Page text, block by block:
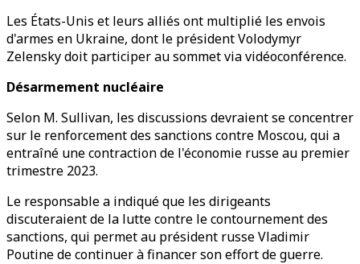
Les États-Unis et leurs alliés ont multiplié les envois
d'armes en Ukraine, dont le président Volodymyr
Zelensky doit participer au sommet via vidéoconférence.
Désarmement nucléaire
Selon M. Sullivan, les discussions devraient se concentrer
sur le renforcement des sanctions contre Moscou, qui a
entraîné une contraction de l'économie russe au premier
trimestre 2023.
Le responsable a indiqué que les dirigeants
discuteraient de la lutte contre le contournement des
sanctions, qui permet au président russe Vladimir
Poutine de continuer à financer son effort de guerre.